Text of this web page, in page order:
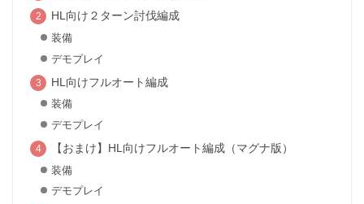
HL向け２ターン討伐編成
装備
デモプレイ
HL向けフルオート編成
装備
デモプレイ
【おまけ】HL向けフルオート編成（マグナ版）
装備
デモプレイ